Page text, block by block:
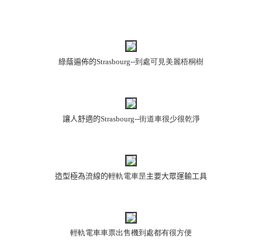
綠蔭遍佈的Strasbourg--到處可見美麗梧桐樹
讓人舒適的Strasbourg--街道車很少很乾淨
造型極為流線的輕軌電車昰主要大眾運輸工具
輕軌電車車票出售機到處都有很方便